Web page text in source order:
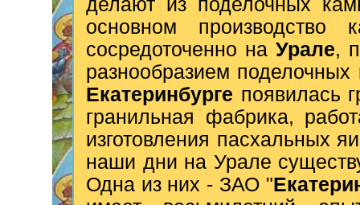
делают из поделочных
основном
сосредоточенно на Урале,
разнообразием
Екатеринбурге появилась
гранильная фабрика,
изготовления пасхальных
наши дни на Урале
Одна из них - ЗАО "